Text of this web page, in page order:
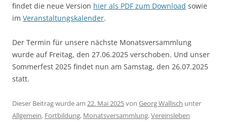
findet die neue Version hier als PDF zum Download sowie
im Veranstaltungskalender.
Der Termin für unsere nächste Monatsversammlung
wurde auf Freitag, den 27.06.2025 verschoben. Und unser
Sommerfest 2025 findet nun am Samstag, den 26.07.2025
statt.
Dieser Beitrag wurde am 22. Mai 2025von Georg Wallisch unter
Allgemein, Fortbildung, Monatsversammlung,Vereinsleben